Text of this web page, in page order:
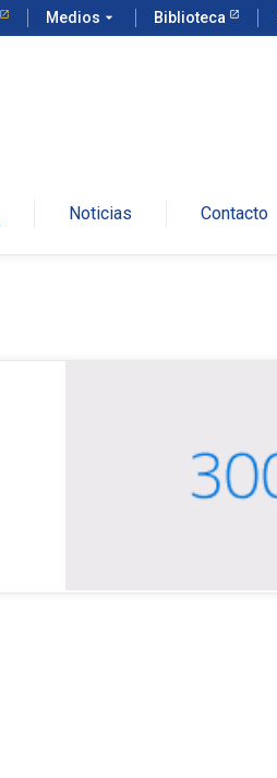
Medios arrow_drop_down Biblioteca
Noticias Contacto